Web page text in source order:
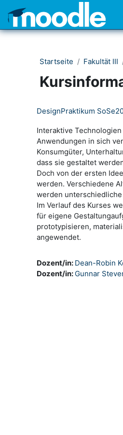
Startseite Fakultät III
DesignPraktikum
Interaktive
Anwendungen in sich
Konsumgüter,
dass sie gestaltet
Doch von der ersten
werden. Verschiedene
werden
Im Verlauf des Kurses
für eigene
prototypisieren,
angewendet.
Dozent/in: Dean-Robin
Dozent/in: Gunnar